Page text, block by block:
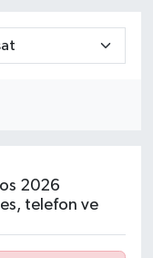
2026
telefon ve